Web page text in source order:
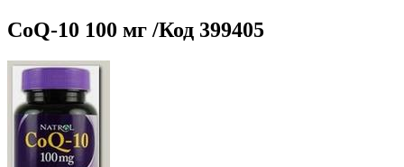
CoQ-10 100 мг /Код 399405